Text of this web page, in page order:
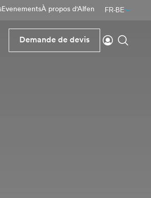
EvenementsÀ propos d'Alfen FR-BE
Demande de devis
Se